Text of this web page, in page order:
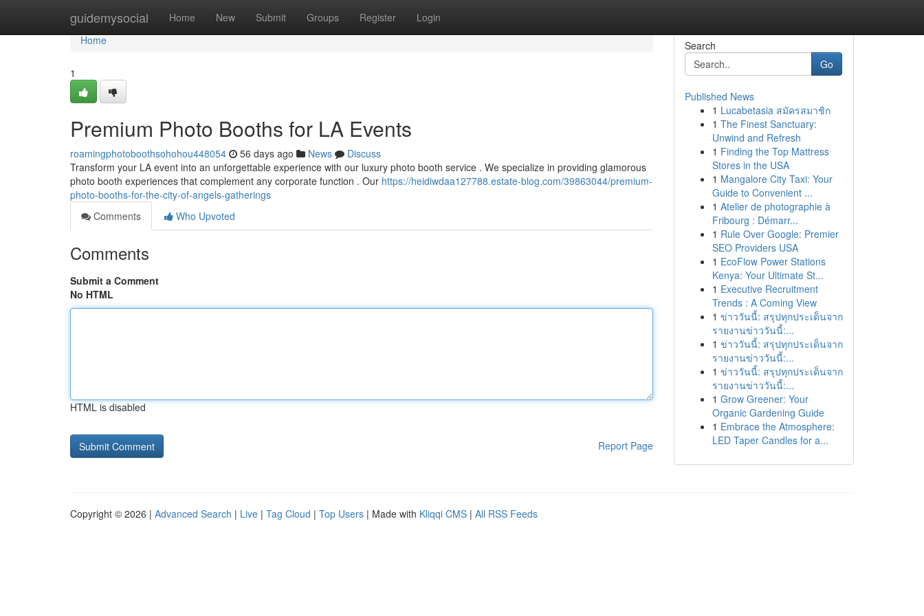
guidemysocial Home New Submit Groups Register Login
Home
Home
1
Premium Photo Booths for LA Events
roamingphotoboothsohohou448054 56 days ago News
Discuss
Transform your LA event into an unforgettable experience with our luxury photo booth service . We specialize in providing glamorous
photo booth experiences that complement any corporate function . Our https://heidiwdaa127788.estate-blog.com/39863044/premium-
photo-booths-for-the-city-of-angels-gatherings
Comments
Who Upvoted
Comments
Submit a Comment
No HTML
HTML is disabled
Report Page
Search
Go
Published News
1 Lucabetasia สมัครสมาชิก
1 The Finest Sanctuary:
Unwind and Refresh
1 Finding the Top Mattress
Stores in the USA
1 Mangalore City Taxi: Your
Guide to Convenient ...
1 Atelier de photographie à
Fribourg : Démarr...
1 Rule Over Google: Premier
SEO Providers USA
1 EcoFlow Power Stations
Kenya: Your Ultimate St...
1 Executive Recruitment
Trends : A Coming View
1 ข่าววันนี้: สรุปทุกประเด็นจาก
รายงานข่าววันนี้:...
1 ข่าววันนี้: สรุปทุกประเด็นจาก
รายงานข่าววันนี้:...
1 ข่าววันนี้: สรุปทุกประเด็นจาก
รายงานข่าววันนี้:...
1 Grow Greener: Your
Organic Gardening Guide
1 Embrace the Atmosphere:
LED Taper Candles for a...
Copyright © 2026 | Advanced Search | Live | Tag Cloud | Top Users | Made with Kliqqi CMS | All RSS Feeds